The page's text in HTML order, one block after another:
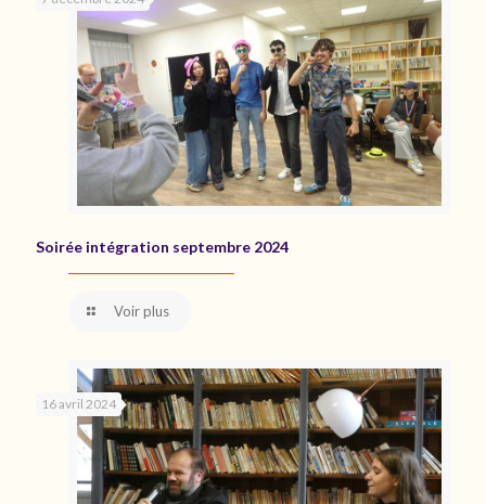
Soirée intégration septembre 2024
Voir plus
16 avril 2024